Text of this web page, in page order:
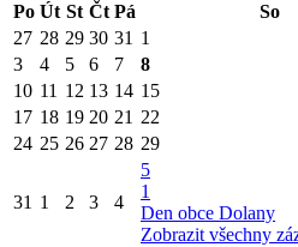
Po Út St Čt Pá So
27 28 29 30 31 1
3
4 5 6 7 8
10 11 12 13 14 15
17 18 19 20 21 22
24 25 26 27 28 29
31 1 2 3 4
5
1
Den obce Dolany
Zobrazit všechny